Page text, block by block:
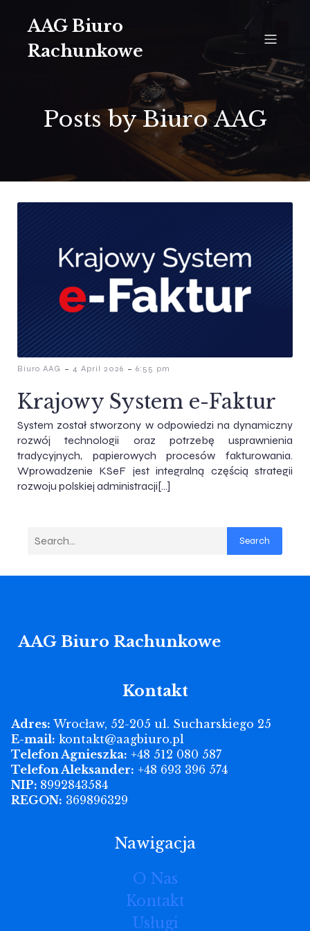
AAG Biuro
Rachunkowe
Posts byBiuro AAG
Biuro AAG - 4 April 2026 - 6:55 pm
Krajowy System e-Faktur
System został stworzony w odpowiedzi na dynamiczny
rozwój technologii oraz potrzebę usprawnienia
tradycyjnych, papierowych procesów fakturowania.
Wprowadzenie KSeF jest integralną częścią strategii
rozwoju polskiej administracji[…]
Search
AAG Biuro Rachunkowe
Kontakt
Adres: Wrocław, 52-205 ul. Sucharskiego 25
E-mail: kontakt@aagbiuro.pl
Telefon Agnieszka: +48 512 080 587
Telefon Aleksander: +48 693 396 574
NIP: 8992843584
REGON: 369896329
Nawigacja
O Nas
Kontakt
Usługi